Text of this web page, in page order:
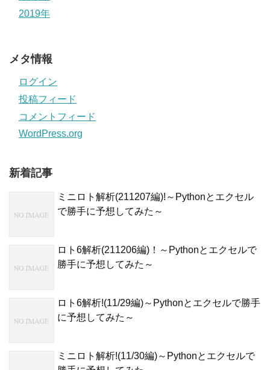
2019年
メタ情報
ログイン
投稿フィード
コメントフィード
WordPress.org
新着記事
ミニロト解析(211207編)!～Pythonとエクセル
で勝手に予想してみた～
ロト6解析(211206編)！～Pythonとエクセルで
勝手に予想してみた～
ロト6解析!(11/29編)～Pythonとエクセルで勝手
に予想してみた～
ミニロト解析!(11/30編)～Pythonとエクセルで